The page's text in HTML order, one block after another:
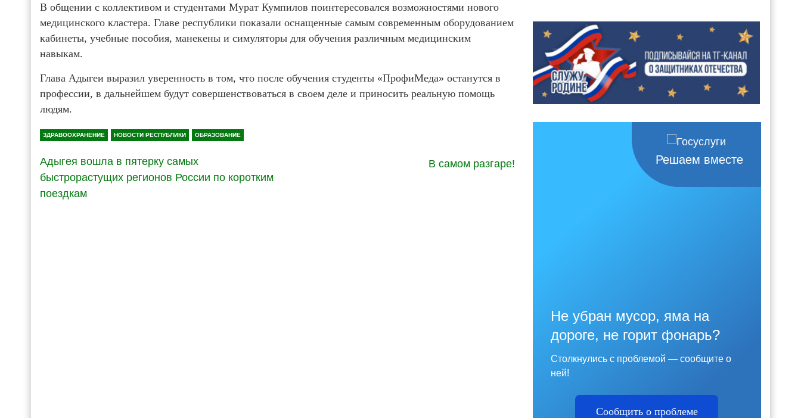
В общении с коллективом и студентами Мурат Кумпилов поинтересовался возможностями нового
медицинского кластера. Главе республики показали оснащенные самым современным оборудованием
кабинеты, учебные пособия, манекены и симуляторы для обучения различным медицинским
навыкам.
Глава Адыгеи выразил уверенность в том, что после обучения студенты «ПрофиМеда» останутся в
профессии, в дальнейшем будут совершенствоваться в своем деле и приносить реальную помощь
людям.
ЗДРАВООХРАНЕНИЕ НОВОСТИ РЕСПУБЛИКИ ОБРАЗОВАНИЕ
Адыгея вошла в пятерку самых
быстрорастущих регионов России по коротким
поездкам
В самом разгаре! Решаем вместе
Не убран мусор, яма на
дороге, не горит фонарь?
Столкнулись с проблемой — сообщите о
ней!
Сообщить о проблеме